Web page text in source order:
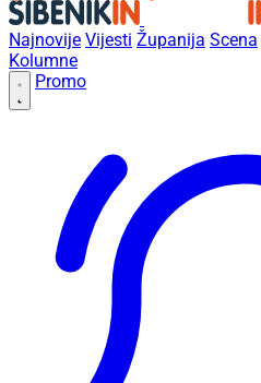
Najnovije Vijesti Županija Scena
Kolumne
Promo